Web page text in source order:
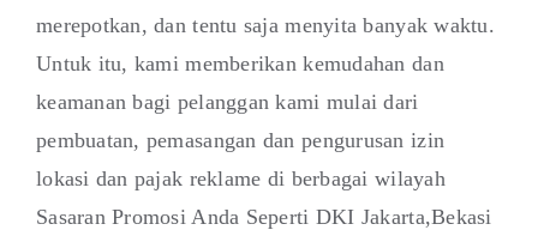
merepotkan, dan tentu saja menyita banyak waktu.
Untuk itu, kami memberikan kemudahan dan
keamanan bagi pelanggan kami mulai dari
pembuatan, pemasangan dan pengurusan izin
lokasi dan pajak reklame di berbagai wilayah
Sasaran Promosi Anda Seperti DKI Jakarta,Bekasi